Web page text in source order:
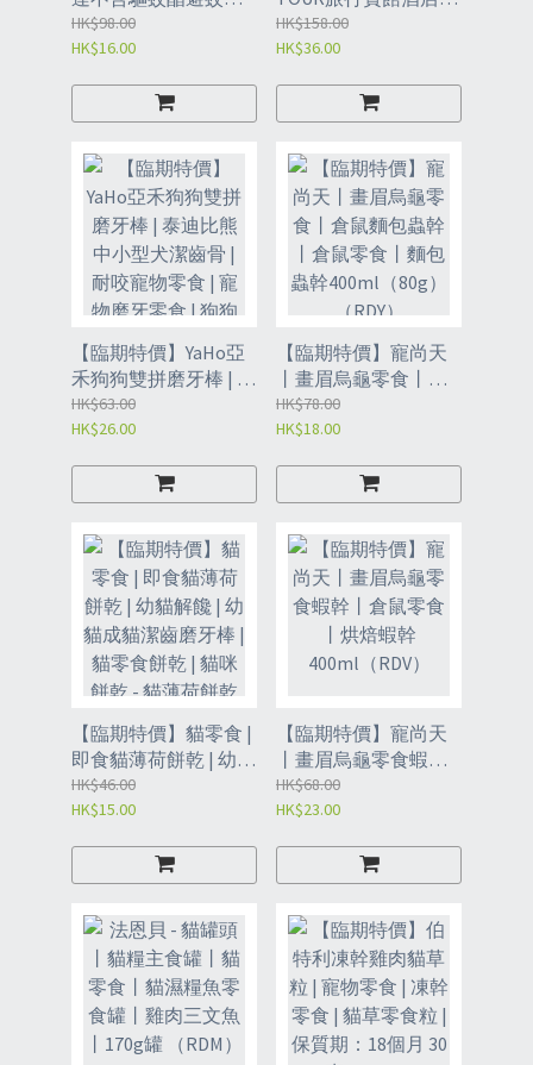
戶外母嬰孕婦植物精
油噴霧 | 驅蚊用品 保
HK$98.00
HK$16.00
品 | 一次性浴巾 | 沐浴
巾-壓縮浴巾70*140 白
個月（UAW）
HK$158.00
HK$36.00
【臨期特價】YaHo亞
禾狗狗雙拼磨牙棒 | 泰
迪比熊中小型犬潔齒
骨 | 耐咬寵物零食 | 寵
棒 | 狗小食 | 寵物零食
（RFE）
HK$63.00
HK$26.00
【臨期特價】寵尚天
丨畫眉烏龜零食丨倉
鼠麵包蟲幹丨倉鼠零
食丨麵包蟲幹
HK$78.00
HK$18.00
【臨期特價】貓零食 |
即食貓薄荷餅乾 | 幼貓
解饞 | 幼貓成貓潔齒磨
牙棒 | 貓零食餅乾 | 貓
120g/罐（RDX）
HK$46.00
HK$15.00
【臨期特價】寵尚天
丨畫眉烏龜零食蝦幹
丨倉鼠零食丨烘焙蝦
幹400ml（RDV）
HK$68.00
HK$23.00